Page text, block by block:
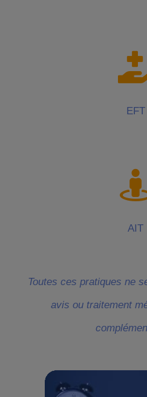
EFT
AIT
Toutes ces pratiques ne
avis ou traitement